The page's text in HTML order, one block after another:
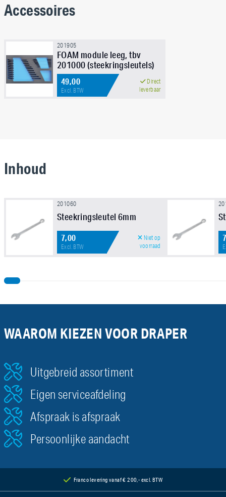
Accessoires
201905
FOAM module leeg, tbv
201000 (steekringsleutels)
49,00
Excl. BTW
Direct
leverbaar
Inhoud
201060
Steekringsleutel 6mm
7,00
Excl. BTW
Niet op
voorraad
WAAROM KIEZEN VOOR DRAPER
Uitgebreid assortiment
Eigen serviceafdeling
Afspraak is afspraak
Persoonlijke aandacht
Franco levering vanaf € 200,- excl. BTW